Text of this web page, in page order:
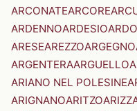
ARCONATEARCORE
ARDENNOARDESIO
ARESEAREZZOARGEGNO
ARGENTERAARGUELLO
ARIANO NEL POLESINE
ARIGNANOARITZO